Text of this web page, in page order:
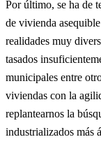
Por último, se ha de
de vivienda
realidades muy
tasados
municipales entre
viviendas con la
replantearnos la
industrializados más